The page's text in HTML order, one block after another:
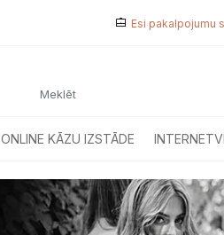
Esi pakalpojumu
ONLINE KĀZU IZSTĀDE